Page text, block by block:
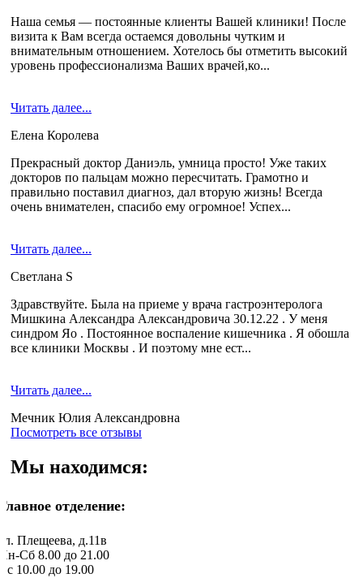
Наша семья — постоянные клиенты Вашей клиники! После
визита к Вам всегда остаемся довольны чутким и
внимательным отношением. Хотелось бы отметить высокий
уровень профессионализма Ваших врачей,ко...
Читать далее...
Елена Королева
Прекрасный доктор Даниэль, умница просто! Уже таких
докторов по пальцам можно пересчитать. Грамотно и
правильно поставил диагноз, дал вторую жизнь! Всегда
очень внимателен, спасибо ему огромное! Успех...
Читать далее...
Светлана S
Здравствуйте. Была на приеме у врача гастроэнтеролога
Мишкина Александра Александровича 30.12.22 . У меня
синдром Яо . Постоянное воспаление кишечника . Я обошла
все клиники Москвы . И поэтому мне ест...
Читать далее...
Мечник Юлия Александровна
Посмотреть все отзывы
Мы находимся:
отделение:
Плещеева, д.11в
Сб 8.00 до 21.00
10.00 до 19.00